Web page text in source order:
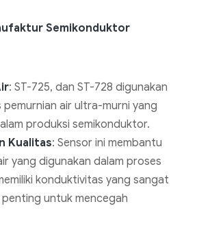
Semikonduktor
: ST-725, dan ST-728 digunakan
pemurnian air ultra-murni yang
produksi semikonduktor.
Kualitas: Sensor ini membantu
yang digunakan dalam proses
konduktivitas yang sangat
untuk mencegah